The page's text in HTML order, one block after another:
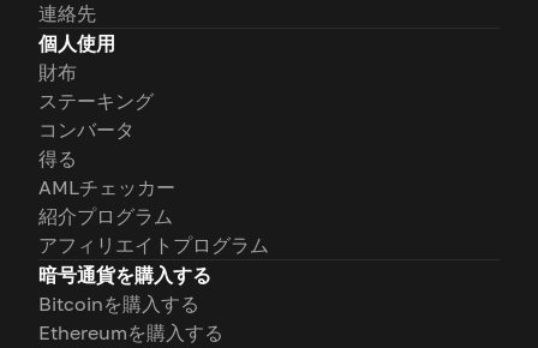
連絡先
個人使用
財布
ステーキング
コンバータ
得る
AMLチェッカー
紹介プログラム
アフィリエイトプログラム
暗号通貨を購入する
Bitcoinを購入する
Ethereumを購入する